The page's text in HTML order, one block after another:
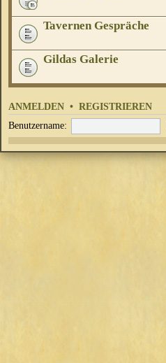
Tavernen Gespräche
Gildas Galerie
ANMELDEN • REGISTRIEREN
Benutzername: